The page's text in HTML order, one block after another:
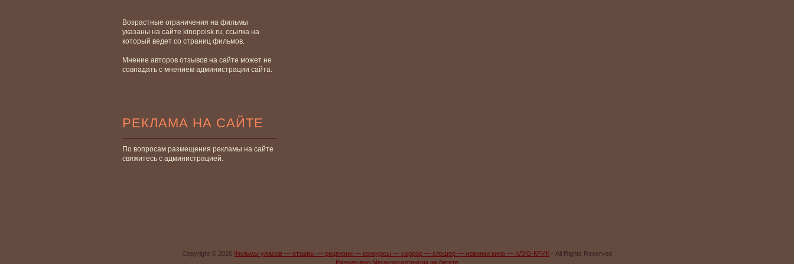
Возрастные ограничения на фильмы
указаны на сайте kinopoisk.ru, ссылка на
который ведет со страниц фильмов.
Мнение авторов отзывов на сайте может не
совпадать с мнением администрации сайта.
РЕКЛАМА НА САЙТЕ
По вопросам размещения рекламы на сайте
свяжитесь с администрацией.
Copyright © 2026 Фильмы ужасов — отзывы — рецензии — конкурсы — хоррор — слэшер — новинки кино — КЛУБ-КРИК - All Rights Reserved
Размещено Мегаконсалтингом на бегете